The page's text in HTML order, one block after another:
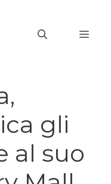
gli
al suo